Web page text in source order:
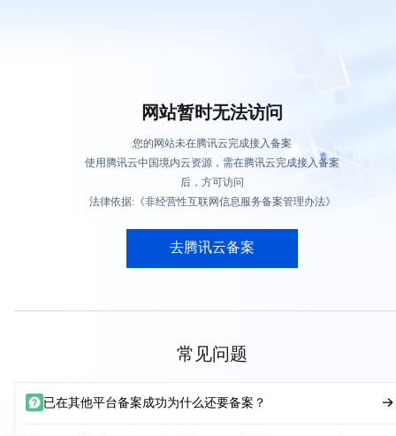
网站暂时无法访问
您的网站未在腾讯云完成接入备案
使用腾讯云中国境内云资源，需在腾讯云完成接入备案
后，方可访问
法律依据:《非经营性互联网信息服务备案管理办法》
去腾讯云备案
常见问题
已在其他平台备案成功为什么还要备案？